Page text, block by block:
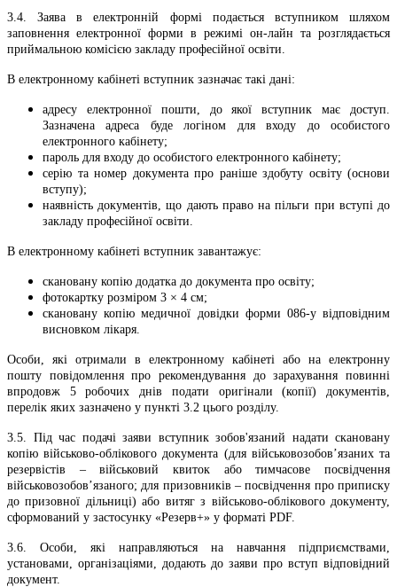
3.4. Заява в електронній формі подається вступником шляхом
заповнення електронної форми в режимі он-лайн та розглядається
приймальною комісією закладу професійної освіти.
В електронному кабінеті вступник зазначає такі дані:
адресу електронної пошти, до якої вступник має доступ.
Зазначена адреса буде логіном для входу до особистого
електронного кабінету;
пароль для входу до особистого електронного кабінету;
серію та номер документа про раніше здобуту освіту (основи
вступу);
наявність документів, що дають право на пільги при вступі до
закладу професійної освіти.
В електронному кабінеті вступник завантажує:
скановану копію додатка до документа про освіту;
фотокартку розміром 3 × 4 см;
скановану копію медичної довідки форми 086-у відповідним
висновком лікаря.
Особи, які отримали в електронному кабінеті або на електронну
пошту повідомлення про рекомендування до зарахування повинні
впродовж 5 робочих днів подати оригінали (копії) документів,
перелік яких зазначено у пункті 3.2 цього розділу.
3.5. Під час подачі заяви вступник зобов'язаний надати скановану
копію військово-облікового документа (для військовозобов’язаних та
резервістів – військовий квиток або тимчасове посвідчення
військовозобов’язаного; для призовників – посвідчення про приписку
до призовної дільниці) або витяг з військово-облікового документу,
сформований у застосунку «Резерв+» у форматі PDF.
3.6. Особи, які направляються на навчання підприємствами,
установами, організаціями, додають до заяви про вступ відповідний
документ.